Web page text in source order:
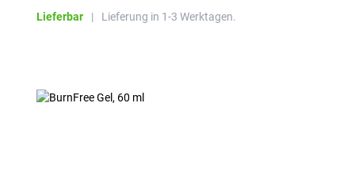
Lieferbar | Lieferung in 1-3 Werktagen.